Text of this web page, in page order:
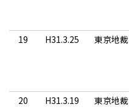
19
H31.3.25 東京地裁
20
H31.3.19 東京地裁